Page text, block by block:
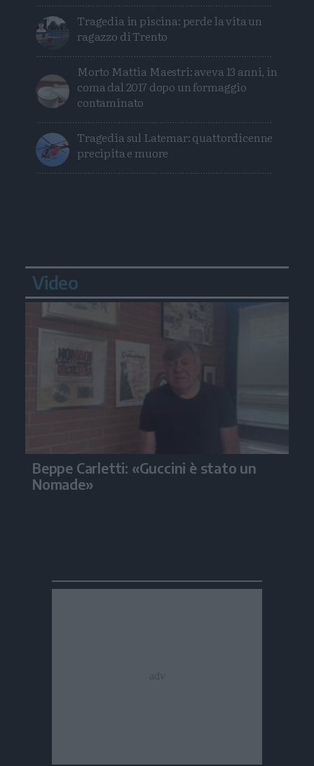
Tragedia in piscina: perde la vita un
ragazzo di Trento
Morto Mattia Maestri: aveva 13 anni, in
coma dal 2017 dopo un formaggio
contaminato
Tragedia sul Latemar: quattordicenne
precipita e muore
Video
Beppe Carletti: «Guccini è stato un
Nomade»